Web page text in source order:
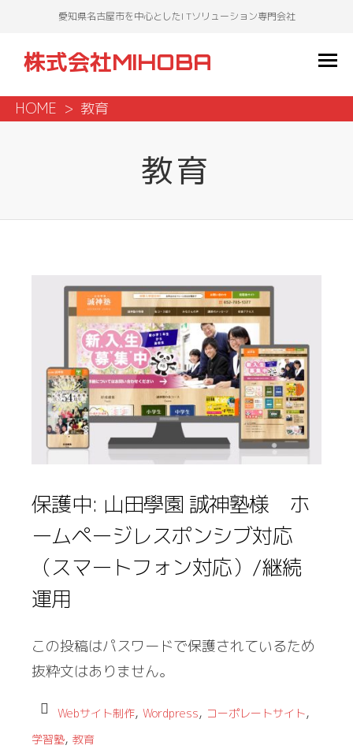
愛知県名古屋市を中心としたI Tソリューション専門会社
株式会社MIHOBA
HOME 教育
教育
保護中: 山田學園 誠神塾様 ホ
ームページレスポンシブ対応
（スマートフォン対応）/継続
運用
この投稿はパスワードで保護されているため
抜粋文はありません。
Webサイト制作, Wordpress, コーポレートサイト,
学習塾, 教育